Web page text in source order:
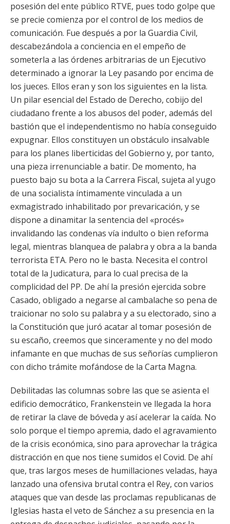
posesión del ente público RTVE, pues todo golpe que
se precie comienza por el control de los medios de
comunicación. Fue después a por la Guardia Civil,
descabezándola a conciencia en el empeño de
someterla a las órdenes arbitrarias de un Ejecutivo
determinado a ignorar la Ley pasando por encima de
los jueces. Ellos eran y son los siguientes en la lista.
Un pilar esencial del Estado de Derecho, cobijo del
ciudadano frente a los abusos del poder, además del
bastión que el independentismo no había conseguido
expugnar. Ellos constituyen un obstáculo insalvable
para los planes liberticidas del Gobierno y, por tanto,
una pieza irrenunciable a batir. De momento, ha
puesto bajo su bota a la Carrera Fiscal, sujeta al yugo
de una socialista íntimamente vinculada a un
exmagistrado inhabilitado por prevaricación, y se
dispone a dinamitar la sentencia del «procés»
invalidando las condenas vía indulto o bien reforma
legal, mientras blanquea de palabra y obra a la banda
terrorista ETA. Pero no le basta. Necesita el control
total de la Judicatura, para lo cual precisa de la
complicidad del PP. De ahí la presión ejercida sobre
Casado, obligado a negarse al cambalache so pena de
traicionar no solo su palabra y a su electorado, sino a
la Constitución que juró acatar al tomar posesión de
su escaño, creemos que sinceramente y no del modo
infamante en que muchas de sus señorías cumplieron
con dicho trámite mofándose de la Carta Magna.
Debilitadas las columnas sobre las que se asienta el
edificio democrático, Frankenstein ve llegada la hora
de retirar la clave de bóveda y así acelerar la caída. No
solo porque el tiempo apremia, dado el agravamiento
de la crisis económica, sino para aprovechar la trágica
distracción en que nos tiene sumidos el Covid. De ahí
que, tras largos meses de humillaciones veladas, haya
lanzado una ofensiva brutal contra el Rey, con varios
ataques que van desde las proclamas republicanas de
Iglesias hasta el veto de Sánchez a su presencia en la